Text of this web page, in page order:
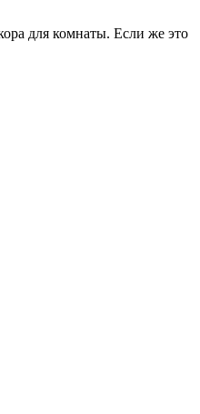
для комнаты. Если же это